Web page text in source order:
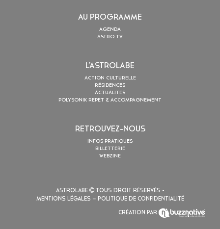
AU PROGRAMME
AGENDA
ASTRO TV
L’ASTROLABE
ACTION CULTURELLE
RÉSIDENCES
ACTUALITÉS
POLYSONIK REPET & ACCOMPAGNEMENT
RETROUVEZ-NOUS
INFOS PRATIQUES
BILLETTERIE
WEBZINE
ASTROLABE
TOUS DROIT RÉSERVÉS -
MENTIONS LÉGALES – POLITIQUE DE CONFIDENTIALITÉ
CRÉATION PAR